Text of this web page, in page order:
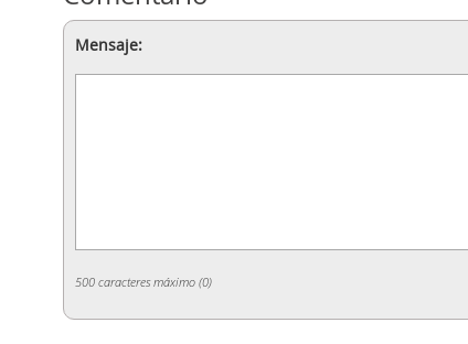
Mensaje:
500 caracteres máximo (0)